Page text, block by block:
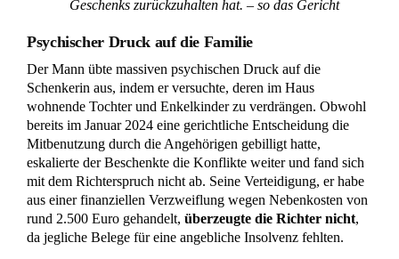
sich der Widerruf auf die gesamte Leistung. Ein Gegenstand
in rechtlich eigenständige Stücke zerlegt werden kann, ohne
seinen Wert oder Zweck zu verlieren. Die Teilbarkeit des
Schenkungsgegenstands ist nach dem Zweck, der
Vertragsgestaltung und der gemeinsamen Nutzung zu
beurteilen. Der Rückübertragungsanspruch kann somit die
gesamte Immobilie erfassen, auch wenn mehrere Schenker
oder Rechtsnachfolger beteiligt sind. Eine Aufteilung in
getrennte Miteigentumsanteile widerspricht der Annahme
eines einheitlichen Schenkungsgegenstands bei einer
entsprechenden vertraglichen Gestaltung.